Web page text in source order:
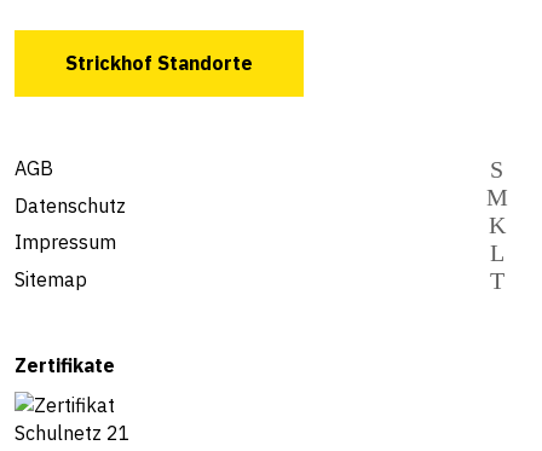
Strickhof Standorte
AGB
Datenschutz
Impressum
Sitemap
Zertifikate